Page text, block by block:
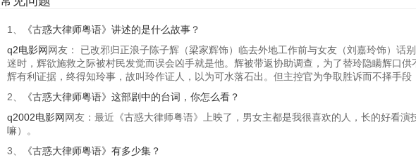
1、
《古惑大律师粤语》讲述的是什么故事？
q2电影网 网友： 已改邪归正浪子陈子辉（梁家辉饰）临去外地工作前与女友（刘嘉玲饰）
迷时，辉欲施救之际被村民发觉而误会凶手就是他。辉被带返协助调查，为了替玲隐瞒辉口
辉有利证据，终得知玲事，故叫玲作证人，以为可水落石出。但主控官为争取胜诉而不择手段
2、
《古惑大律师粤语》这部剧中的台词，你怎么看？
q2002电影网 网友：最近《古惑大律师粤语》上映了，男女主都是我很喜欢的人，长的好看
嘛）。
3、
《古惑大律师粤语》有多少集？